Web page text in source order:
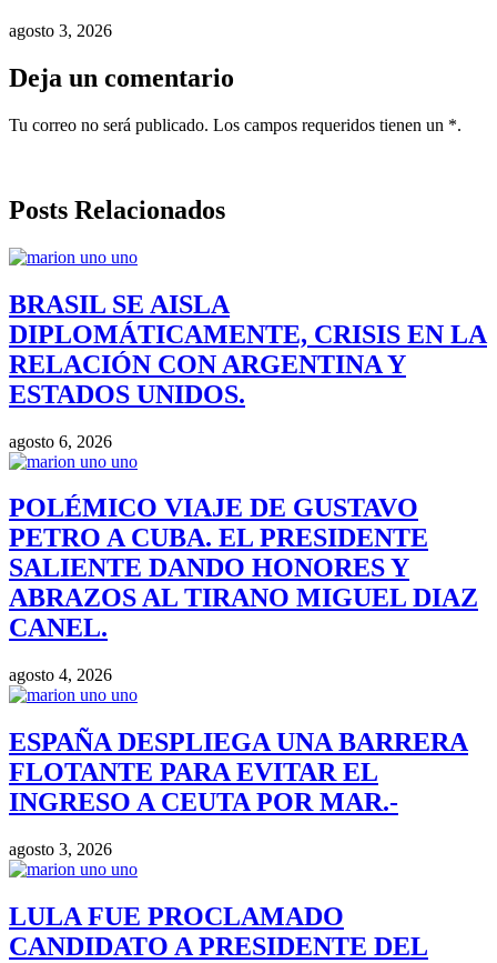
agosto 3, 2026
Deja un comentario
Tu correo no será publicado. Los campos requeridos tienen un *.
Posts Relacionados
BRASIL SE AISLA
DIPLOMÁTICAMENTE, CRISIS EN LA
RELACIÓN CON ARGENTINA Y
ESTADOS UNIDOS.
agosto 6, 2026
POLÉMICO VIAJE DE GUSTAVO
PETRO A CUBA. EL PRESIDENTE
SALIENTE DANDO HONORES Y
ABRAZOS AL TIRANO MIGUEL DIAZ
CANEL.
agosto 4, 2026
ESPAÑA DESPLIEGA UNA BARRERA
FLOTANTE PARA EVITAR EL
INGRESO A CEUTA POR MAR.-
agosto 3, 2026
LULA FUE PROCLAMADO
CANDIDATO A PRESIDENTE DEL